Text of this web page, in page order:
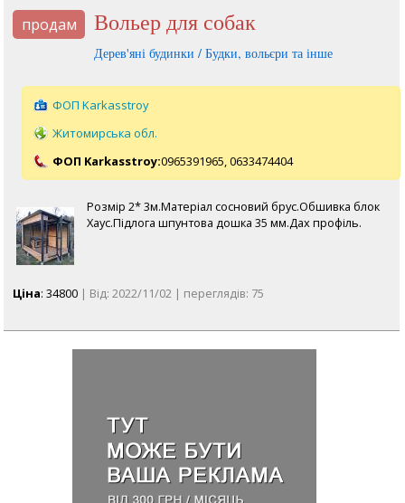
продам Вольер для собак
Дерев'яні будинки / Будки, вольєри та інше
ФОП Karkasstroy
Житомирська обл.
ФОП Karkasstroy:0965391965, 0633474404
Розмір 2* 3м.Матеріал сосновий брус.Обшивка блок
Хаус.Підлога шпунтова дошка 35 мм.Дах профіль.
Ціна: 34800 | Від: 2022/11/02 | переглядів: 75